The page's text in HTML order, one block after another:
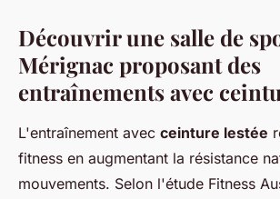
Découvrir une salle de
Mérignac proposant des
entraînements avec
L'entraînement avec ceinture lestée
fitness en augmentant la résistance
mouvements. Selon l'étude Fitness